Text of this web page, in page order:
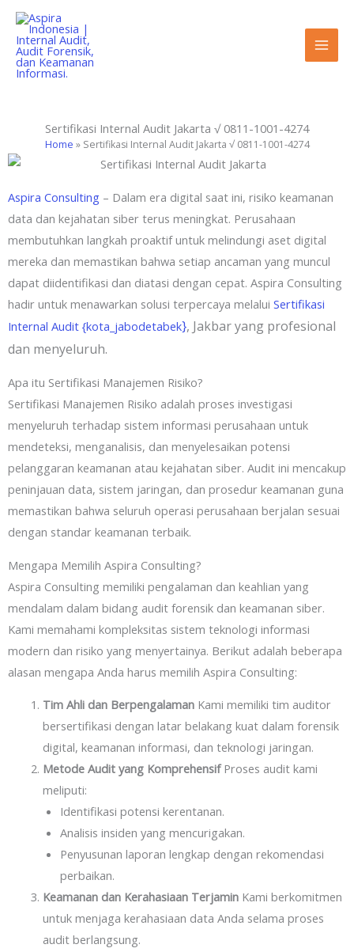
Lewati
konten
Sertifikasi Internal Audit Jakarta √ 0811-1001-4274
Home » Sertifikasi Internal Audit Jakarta √ 0811-1001-4274
Aspira Consulting – Dalam era digital saat ini, risiko keamanan
data dan kejahatan siber terus meningkat. Perusahaan
membutuhkan langkah proaktif untuk melindungi aset digital
mereka dan memastikan bahwa setiap ancaman yang muncul
dapat diidentifikasi dan diatasi dengan cepat. Aspira Consulting
hadir untuk menawarkan solusi terpercaya melalui Sertifikasi
Internal Audit {kota_jabodetabek}, Jakbar yang profesional
dan menyeluruh.
Apa itu Sertifikasi Manajemen Risiko?
Sertifikasi Manajemen Risiko adalah proses investigasi
menyeluruh terhadap sistem informasi perusahaan untuk
mendeteksi, menganalisis, dan menyelesaikan potensi
pelanggaran keamanan atau kejahatan siber. Audit ini mencakup
peninjauan data, sistem jaringan, dan prosedur keamanan guna
memastikan bahwa seluruh operasi perusahaan berjalan sesuai
dengan standar keamanan terbaik.
Mengapa Memilih Aspira Consulting?
Aspira Consulting memiliki pengalaman dan keahlian yang
mendalam dalam bidang audit forensik dan keamanan siber.
Kami memahami kompleksitas sistem teknologi informasi
modern dan risiko yang menyertainya. Berikut adalah beberapa
alasan mengapa Anda harus memilih Aspira Consulting:
Tim Ahli dan BerpengalamanKami memiliki tim auditor
bersertifikasi dengan latar belakang kuat dalam forensik
digital, keamanan informasi, dan teknologi jaringan.
Metode Audit yang KomprehensifProses audit kami
meliputi:
Identifikasi potensi kerentanan.
Analisis insiden yang mencurigakan.
Penyusunan laporan lengkap dengan rekomendasi
perbaikan.
Keamanan dan Kerahasiaan TerjaminKami berkomitmen
untuk menjaga kerahasiaan data Anda selama proses
audit berlangsung.